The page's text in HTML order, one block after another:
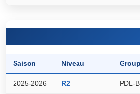
Saison Niveau
2025-2026 R2 PDL-B